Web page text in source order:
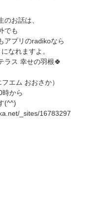
のお話は、
でも
アプリのradikoなら
なれますよ。
ラス 幸せの羽根🍀
エム おおさか）
時から
(^^)
_sites/16783297